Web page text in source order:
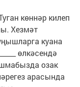
көннәр килеп
Хезмәт
куана
өлкәсендә
озак
арасында